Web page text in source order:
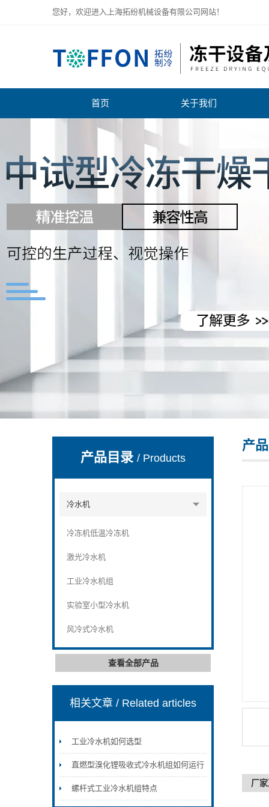
您好，欢迎进入上海拓纷机械设备有限公司网站！
上海拓纷机械设备有限公司
首页 关于我们
产品目录/ Products
冷水机
冷冻机低温冷冻机
激光冷水机
工业冷水机组
实验室小型冷水机
风冷式冷水机
查看全部产品
相关文章/ Related articles
工业冷水机如何选型
直燃型溴化锂吸收式冷水机组如何运行
螺杆式工业冷水机组特点
产
厂